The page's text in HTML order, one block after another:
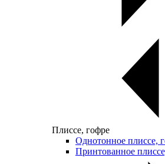
Плиссе, гофре
Однотонное плиссе,
Принтованное